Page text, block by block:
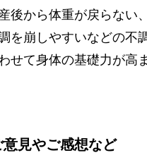
後から体重が戻らない
を崩しやすいなどの不
せて身体の基礎力が高
意見やご感想など